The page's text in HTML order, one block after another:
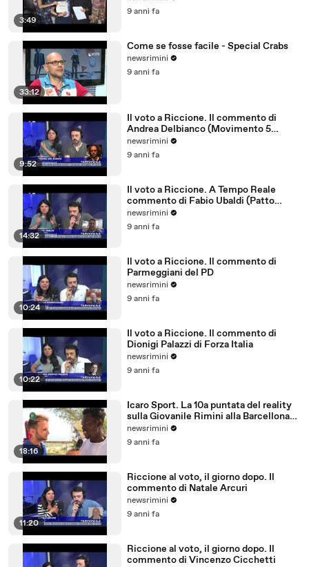
3:49
9 anni fa
33:12
Come se fosse facile - Special Crabs
newsrimini
9 anni fa
9:52
Il voto a Riccione. Il commento di
Andrea Delbianco (Movimento 5
Stelle)
newsrimini
9 anni fa
14:32
Il voto a Riccione. A Tempo Reale
commento di Fabio Ubaldi (Patto
Civico Riccione)
newsrimini
9 anni fa
10:24
Il voto a Riccione. Il commento di
Parmeggiani del PD
newsrimini
9 anni fa
10:22
Il voto a Riccione. Il commento di
Dionigi Palazzi di Forza Italia
newsrimini
9 anni fa
18:16
Icaro Sport. La 10a puntata del reality
sulla Giovanile Rimini alla Barcellona
Professional Cup
newsrimini
9 anni fa
11:20
Riccione al voto, il giorno dopo. Il
commento di Natale Arcuri
newsrimini
9 anni fa
Riccione al voto, il giorno dopo. Il
commento di Vincenzo Cicchetti